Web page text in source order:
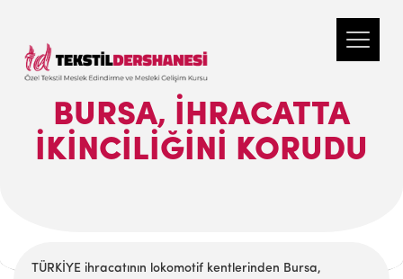
BURSA, İHRACATTA
İKİNCİLİĞİNİ KORUDU
TÜRKİYE ihracatının lokomotif kentlerinden Bursa,